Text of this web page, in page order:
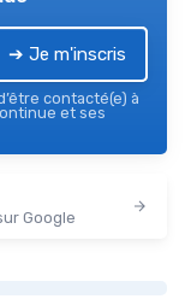
➔ Je m'inscris
contacté(e) à
et ses
Google